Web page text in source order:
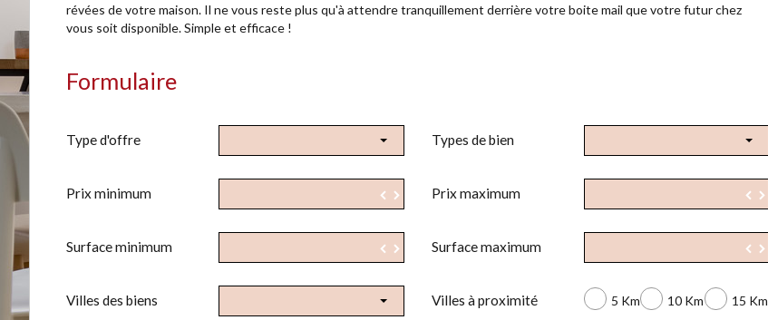
révées de votre maison. Il ne vous reste plus qu'à attendre tranquillement derrière votre boite mail que votre futur chez
vous soit disponible. Simple et efficace !
Formulaire
Type d'offre Types de bien
Prix minimum ▼ Prix maximum ▼
Surface minimum ▼ Surface maximum ▼
Villes des biens Villes à proximité 5 Km 10 Km 15 Km